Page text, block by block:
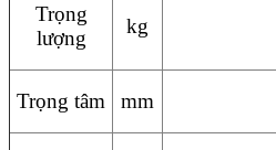
Trọng
lượng
kg
Trọng tâm mm